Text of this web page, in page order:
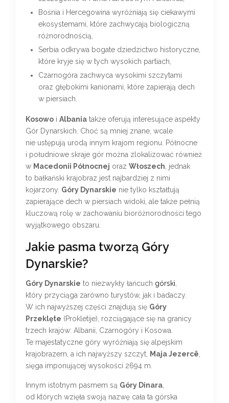
Bośnia i Hercegowina wyróżniają się ciekawymi
ekosystemami, które zachwycają biologiczną
różnorodnością,
Serbia odkrywa bogate dziedzictwo historyczne,
które kryje się w tych wysokich partiach,
Czarnogóra zachwyca wysokimi szczytami
oraz głębokimi kanionami, które zapierają dech
w piersiach.
Kosowo i Albania także oferują interesujące aspekty
Gór Dynarskich. Choć są mniej znane, wcale
nie ustępują urodą innym krajom regionu. Północne
i południowe skraje gór można zlokalizować również
w Macedonii Północnej oraz Włoszech , jednak
to bałkański krajobraz jest najbardziej z nimi
kojarzony. Góry Dynarskie nie tylko kształtują
zapierające dech w piersiach widoki, ale także pełnią
kluczową rolę w zachowaniu bioróżnorodności tego
wyjątkowego obszaru.
Jakie pasma tworzą Góry
Dynarskie?
Góry Dynarskie to niezwykły łańcuch górski
który przyciąga zarówno turystów, jak i badaczy.
W ich najwyższej części znajdują się Góry
Przeklęte (Prokletije), rozciągające się na granicy
trzech krajów: Albanii, Czarnogóry i Kosowa.
Te majestatyczne góry wyróżniają się alpejskim
krajobrazem, a ich najwyższy szczyt,
Maja Jezercë
sięga imponującej wysokości 2694 m.
Innym istotnym pasmem są Góry Dinara
od których wzięła swoją nazwę cała ta górska